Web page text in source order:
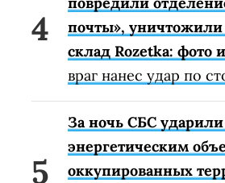
почты»,
склад Rozetka: фото
враг нанес удар по
За ночь СБС ударили
энергетическим
оккупированных